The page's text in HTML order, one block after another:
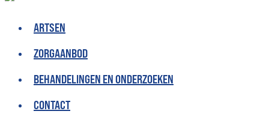
ARTSEN
ZORGAANBOD
BEHANDELINGEN EN ONDERZOEKEN
CONTACT